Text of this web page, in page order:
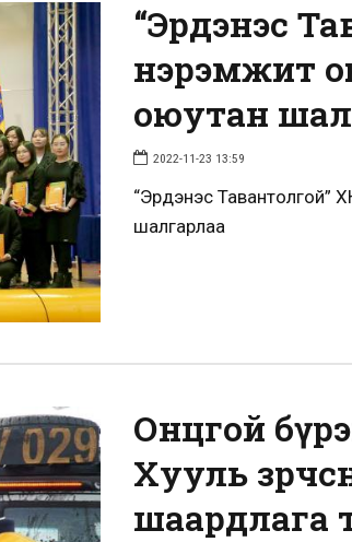
“Эрдэнэс
нэрэмжит
оюутан
2022-11-23 13:59
“Эрдэнэс Тавантолгой”
шалгарлаа
Онцгой
Хууль
шаардлага